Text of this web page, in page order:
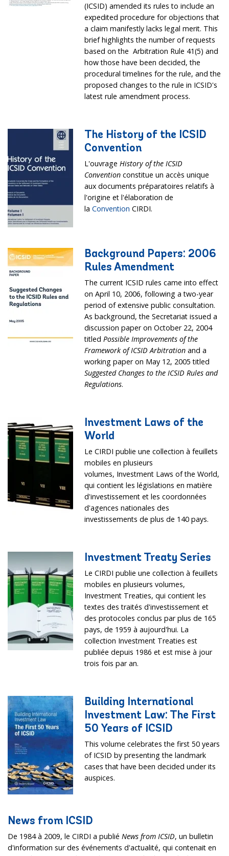
(ICSID) amended its rules to include an
expedited procedure for objections that
a claim manifestly lacks legal merit. This
brief highlights the number of requests
based on the Arbitration Rule 41(5) and
how those have been decided, the
procedural timelines for the rule, and the
proposed changes to the rule in ICSID's
latest rule amendment process.
The History of the ICSID
Convention
L'ouvrage History of the ICSID
Convention constitue un accès unique
aux documents préparatoires relatifs à
l'origine et l'élaboration de
la Convention CIRDI.
Background Papers: 2006
Rules Amendment
The current ICSID rules came into effect
on April 10, 2006, following a two-year
period of extensive public consultation.
As background, the Secretariat issued a
discussion paper on October 22, 2004
titled Possible Improvements of the
Framework of ICSID Arbitration and a
working paper on May 12, 2005 titled
Suggested Changes to the ICSID Rules and
Regulations.
Investment Laws of the
World
Le CIRDI publie une collection à feuillets
mobiles en plusieurs
volumes, Investment Laws of the World,
qui contient les législations en matière
d'investissement et les coordonnées
d'agences nationales des
investissements de plus de 140 pays.
Investment Treaty Series
Le CIRDI publie une collection à feuillets
mobiles en plusieurs volumes,
Investment Treaties, qui contient les
textes des traités d'investissement et
des protocoles conclus par plus de 165
pays, de 1959 à aujourd'hui. La
collection Investment Treaties est
publiée depuis 1986 et est mise à jour
trois fois par an.
Building International
Investment Law: The First
50 Years of ICSID
This volume celebrates the first 50 years
of ICSID by presenting the landmark
cases that have been decided under its
auspices.
News from ICSID
De 1984 à 2009, le CIRDI a publié News from ICSID, un bulletin
d'information sur des événements d'actualité, qui contenait en